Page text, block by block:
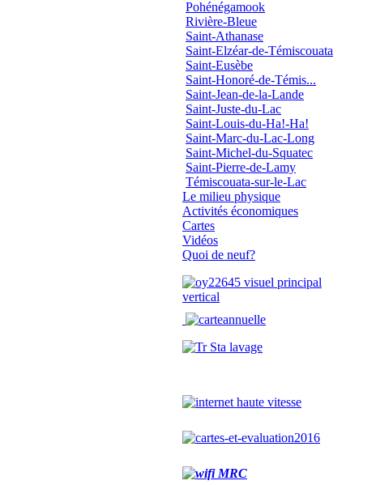
Pohénégamook
Rivière-Bleue
Saint-Athanase
Saint-Elzéar-de-Témiscouata
Saint-Eusèbe
Saint-Honoré-de-Témis...
Saint-Jean-de-la-Lande
Saint-Juste-du-Lac
Saint-Louis-du-Ha!-Ha!
Saint-Marc-du-Lac-Long
Saint-Michel-du-Squatec
Saint-Pierre-de-Lamy
Témiscouata-sur-le-Lac
Le milieu physique
Activités économiques
Cartes
Vidéos
Quoi de neuf?